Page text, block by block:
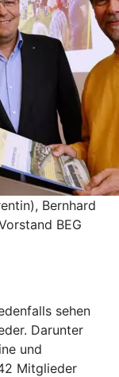
Bernhard
BEG
sehen
Darunter
und
Mitglieder